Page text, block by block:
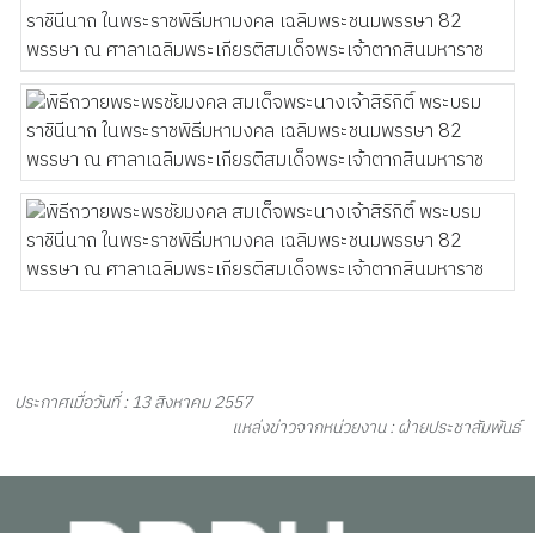
ประกาศเมื่อวันที่ : 13 สิงหาคม 2557
แหล่งข่าวจากหน่วยงาน : ฝ่ายประชาสัมพันธ์